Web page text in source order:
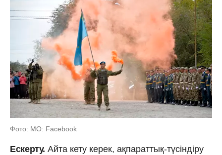
Фото: МО: Facebook
Ескерту. Айта кету керек, ақпараттық-түсіндіру